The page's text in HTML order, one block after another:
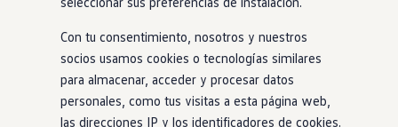
Con tu consentimiento, nosotros y nuestros
socios usamos cookies o tecnologías similares
para almacenar, acceder y procesar datos
personales, como tus visitas a esta página web,
las direcciones IP y los identificadores de cookies.
Clientes
Buscador de Concesionarios
Atención al cliente
Accesorios
Guía de mantenimiento
Información Útil
Viajar en coche